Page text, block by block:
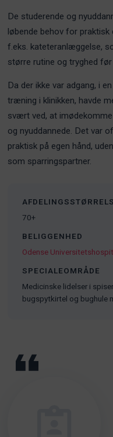
De studerende og
løbende behov for
f.eks. kateteranlæggelse,
større rutine og tryghed
Da der ikke var adgang, i
træning i klinikken, havde
svært ved, at
og nyuddannede. Det var
praktisk på egen hånd,
som sparringspartner.
70+
BELIGGENHED
Odense
SPECIALEOMRÅDE
Medicinske lidelser i
bugspytkirtel og bughule